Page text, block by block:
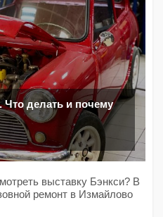
Что делать и почему
выставку Бэнкси? В
ремонт в Измайлово